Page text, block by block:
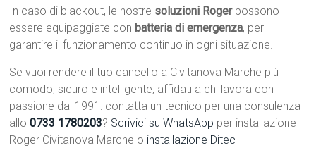
In caso di blackout, le nostre soluzioni Rogerpossono
essere equipaggiate con batteria di emergenza, per
garantire il funzionamento continuo in ogni situazione.
Se vuoi rendere il tuo cancello a Civitanova Marche più
comodo, sicuro e intelligente, affidati a chi lavora con
passione dal 1991: contatta un tecnico per una consulenza
allo0733 1780203? Scrivici su WhatsApp per installazione
Roger Civitanova Marche o installazione Ditec